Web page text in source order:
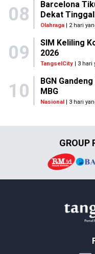
08
Barcelona
Dekat
Olahraga| 2 hari
09
SIM Keliling
2026
TangselCity| 3 hari
10
BGN
MBG
Nasional| 3 hari
GROUP